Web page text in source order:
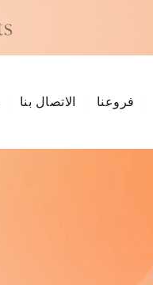
فروعنا الاتصال بنا